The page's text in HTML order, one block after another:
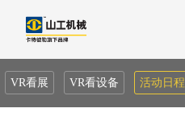
VR看展 VR看设备 活动日程